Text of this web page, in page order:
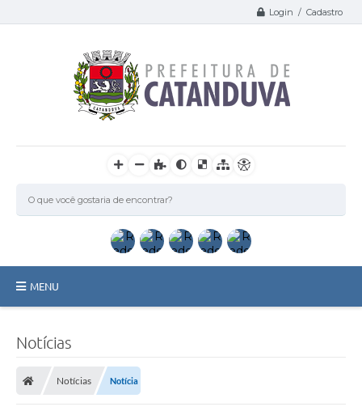
Login / Cadastro
MENU
Licitações / PCA
Notícias
Notícias Notícia